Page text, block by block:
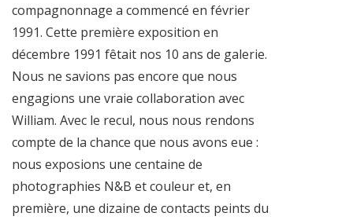
compagnonnage a commencé en février
1991. Cette première exposition en
décembre 1991 fêtait nos 10 ans de galerie.
Nous ne savions pas encore que nous
engagions une vraie collaboration avec
William. Avec le recul, nous nous rendons
compte de la chance que nous avons eue :
nous exposions une centaine de
photographies N&B et couleur et, en
première, une dizaine de contacts peints du